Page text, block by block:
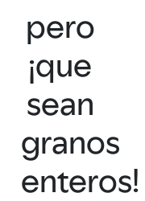
pero
¡que
sean
granos
enteros!